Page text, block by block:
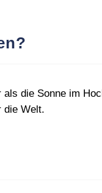
die Sonne im
die Welt.